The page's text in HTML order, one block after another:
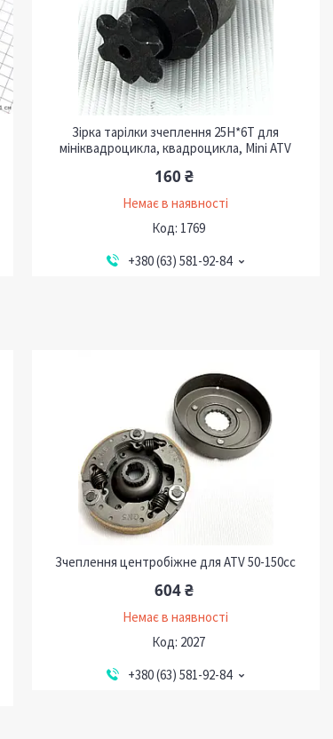
Зірка тарілки зчеплення 25H*6Т для
мініквадроцикла, квадроцикла, Mini ATV
160 ₴
Немає в наявності
1769
+380 (63) 581-92-84
Зчеплення центробіжне для ATV 50-150cc
604 ₴
Немає в наявності
2027
+380 (63) 581-92-84